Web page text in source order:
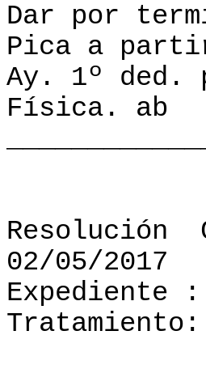
Dar por
Pica a
Ay. 1º
Física. ab
Resolución
02/05/2017
Expediente :
Tratamiento: